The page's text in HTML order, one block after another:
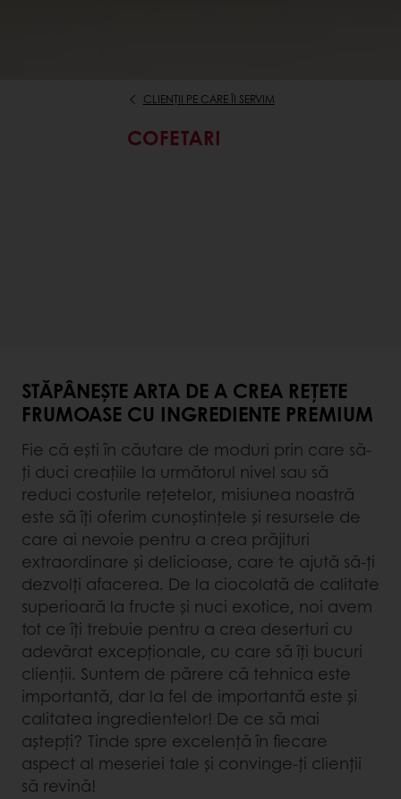
CLIENȚII PE CARE ÎI SERVIM
COFETARI
STĂPÂNEȘTE ARTA DE A CREA REȚETE
FRUMOASE CU INGREDIENTE PREMIUM
Fie că ești în căutare de moduri prin care să-
ți duci creațiile la următorul nivel sau să
reduci costurile rețetelor, misiunea noastră
este să îți oferim cunoștințele și resursele de
care ai nevoie pentru a crea prăjituri
extraordinare și delicioase, care te ajută să-ți
dezvolți afacerea. De la ciocolată de calitate
superioară la fructe și nuci exotice, noi avem
tot ce îți trebuie pentru a crea deserturi cu
adevărat excepționale, cu care să îți bucuri
clienții. Suntem de părere că tehnica este
importantă, dar la fel de importantă este și
calitatea ingredientelor! De ce să mai
aștepți? Tinde spre excelență în fiecare
aspect al meseriei tale și convinge-ți clienții
să revină!